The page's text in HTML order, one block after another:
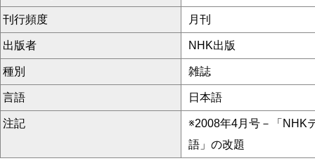
刊行頻度 月刊
出版者 NHK出版
種別 雑誌
言語 日本語
注記
※2008年4月号－「NHK
語」の改題